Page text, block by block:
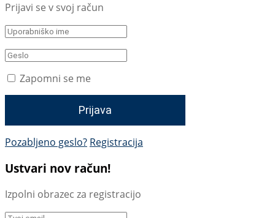
Prijavi se v svoj račun
Zapomni se me
Pozabljeno geslo? Registracija
Ustvari nov račun!
Izpolni obrazec za registracijo